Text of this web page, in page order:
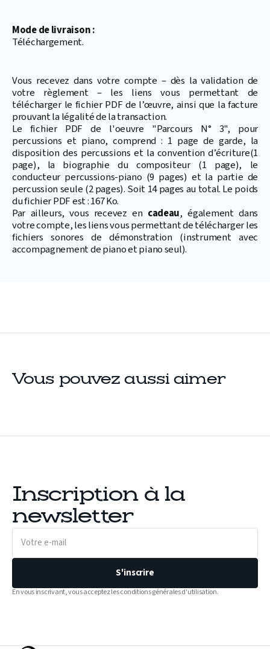
Mode de livraison :
Téléchargement.
Vous recevez dans votre compte – dès la validation de
votre règlement – les liens vous permettant de
télécharger le fichier PDF de l’œuvre, ainsi que la facture
prouvant la légalité de la transaction.
Le fichier PDF de l'oeuvre "Parcours N° 3", pour
percussions et piano, comprend : 1 page de garde, la
disposition des percussions et la convention d’écriture(1
page), la biographie du compositeur (1 page), le
conducteur percussions-piano (9 pages) et la partie de
percussion seule (2 pages). Soit 14 pages au total. Le poids
du fichier PDF est : 167 Ko.
Par ailleurs, vous recevez en cadeau, également dans
votre compte, les liens vous permettant de télécharger les
fichiers sonores de démonstration (instrument avec
accompagnement de piano et piano seul).
Vous pouvez aussi aimer
Inscription à la
newsletter
Votre
mail
S'inscrire
En vous inscrivant, vous acceptez les conditions générales d'utilisation.